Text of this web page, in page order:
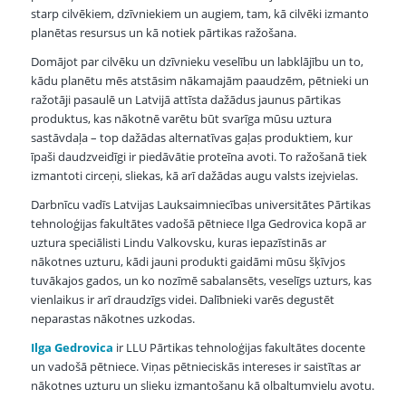
starp cilvēkiem, dzīvniekiem un augiem, tam, kā cilvēki izmanto
planētas resursus un kā notiek pārtikas ražošana.
Domājot par cilvēku un dzīvnieku veselību un labklājību un to,
kādu planētu mēs atstāsim nākamajām paaudzēm, pētnieki un
ražotāji pasaulē un Latvijā attīsta dažādus jaunus pārtikas
produktus, kas nākotnē varētu būt svarīga mūsu uztura
sastāvdaļa – top dažādas alternatīvas gaļas produktiem, kur
īpaši daudzveidīgi ir piedāvātie proteīna avoti. To ražošanā tiek
izmantoti circeņi, sliekas, kā arī dažādas augu valsts izejvielas.
Darbnīcu vadīs Latvijas Lauksaimniecības universitātes Pārtikas
tehnoloģijas fakultātes vadošā pētniece Ilga Gedrovica kopā ar
uztura speciālisti Lindu Valkovsku, kuras iepazīstinās ar
nākotnes uzturu, kādi jauni produkti gaidāmi mūsu šķīvjos
tuvākajos gados, un ko nozīmē sabalansēts, veselīgs uzturs, kas
vienlaikus ir arī draudzīgs videi. Dalībnieki varēs degustēt
neparastas nākotnes uzkodas.
Ilga Gedrovica ir LLU Pārtikas tehnoloģijas fakultātes docente
un vadošā pētniece. Viņas pētnieciskās intereses ir saistītas ar
nākotnes uzturu un slieku izmantošanu kā olbaltumvielu avotu.